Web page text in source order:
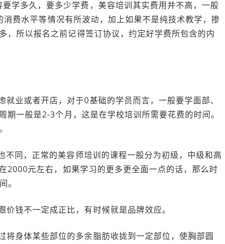
学多久，要多少学费，美容培训其实费用并不高，一般
费水平等情况有所波动，加上如果不是纯技术教学，掺
，所以报名之前记得签订协议，约定好学费所包含的内
业或者开店，对于0基础的学员而言，一般要学面部、
一般是2-3个月，这是在学校培训所需要花费的时间。
同，正常的美容师培训的课程一般分为初级，中级和高
2000元左右，如果学习的更多更全面一点的话，那么时
。
钱不一定成正比，有时候就是品牌效应。
身体某些部位的多余脂肪收拢到一定部位，使胸部圆